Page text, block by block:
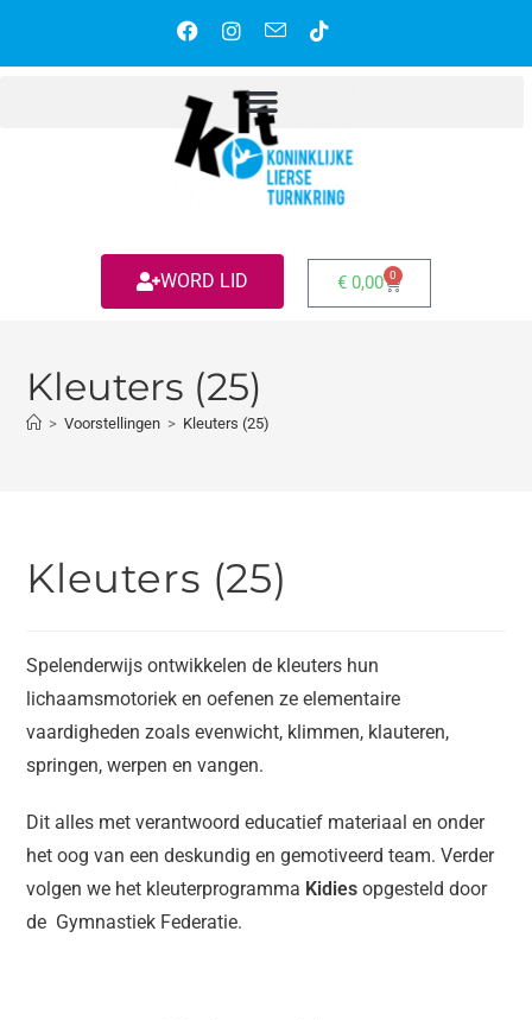
WORD LID € 0,00 0
Kleuters (25)
> Voorstellingen > Kleuters (25)
Kleuters (25)
Spelenderwijs ontwikkelen de kleuters hun
lichaamsmotoriek en oefenen ze elementaire
vaardigheden zoals evenwicht, klimmen, klauteren,
springen, werpen en vangen.
Dit alles met verantwoord educatief materiaal en onder
het oog van een deskundig en gemotiveerd team. Verder
volgen we het kleuterprogramma Kidiesopgesteld door
de Gymnastiek Federatie.